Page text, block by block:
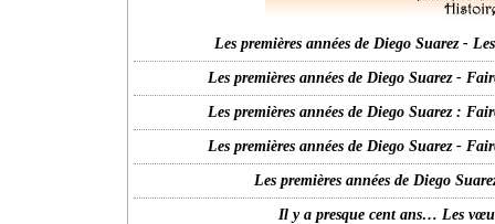
Les premières années de Diego Suarez -
Les premières années de Diego Suarez -
Les premières années de Diego Suarez :
Les premières années de Diego Suarez -
Les premières années de Diego
Il y a presque cent ans… Les